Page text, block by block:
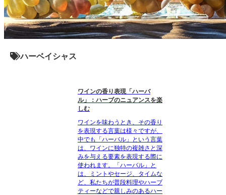
ハーベイシャス
ワインの香り表現「ハーバ
ル」：ハーブのニュアンスを楽
しむ
ワインを味わうとき、その香り
を表現する言葉は様々ですが、
中でも「ハーバル」という言葉
は、ワインに独特の複雑さと深
みを与える要素を表現する際に
使われます。「ハーバル」と
は、ミントやセージ、タイムな
ど、私たちが普段料理やハーブ
ティーなどで親しみのあるハー